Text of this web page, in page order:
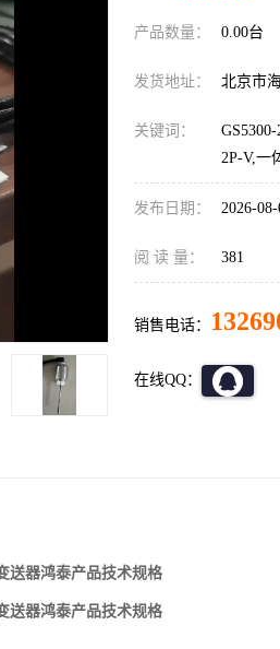
产品数量： 0.00台
发货地址： 北京市
关键词：
2P-V,一
发布日期： 2026-
阅 读 量： 381
销售电话：
在线QQ：
送器鸿泰产品技术规格
送器鸿泰产品技术规格